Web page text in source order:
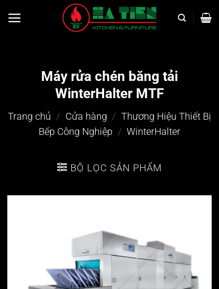
qua
Máy rửa chén băng tải
WinterHalter MTF
Trang chủ / Cửa hàng / Thương Hiệu Thiết Bị
Bếp Công Nghiệp / WinterHalter
BỘ LỌC SẢN PHẨM